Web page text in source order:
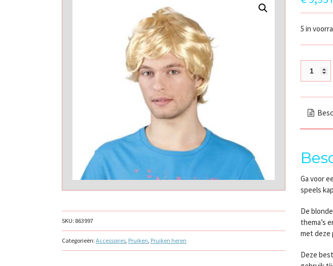
SKU: 863997
Categorieën: Accessoires Pruiken Pruiken heren
5 in
Ga voor
speels
De
thema’s
met deze
Deze